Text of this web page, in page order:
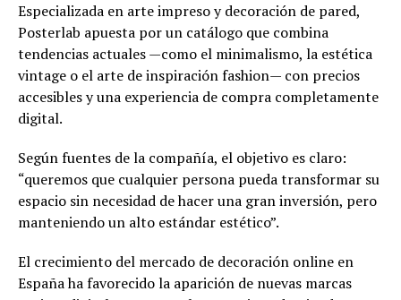
Especializada en arte impreso y decoración de pared,
Posterlab apuesta por un catálogo que combina
tendencias actuales —como el minimalismo, la estética
vintage o el arte de inspiración fashion— con precios
accesibles y una experiencia de compra completamente
digital.
Según fuentes de la compañía, el objetivo es claro:
“queremos que cualquier persona pueda transformar su
espacio sin necesidad de hacer una gran inversión, pero
manteniendo un alto estándar estético”.
El crecimiento del mercado de decoración online en
España ha favorecido la aparición de nuevas marcas